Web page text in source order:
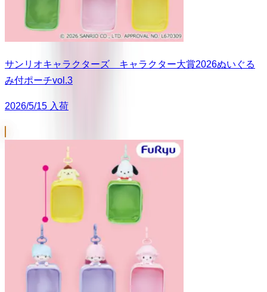
サンリオキャラクターズ キャラクター大賞2026ぬいぐる
み付ポーチvol.3
2026/5/15 入荷